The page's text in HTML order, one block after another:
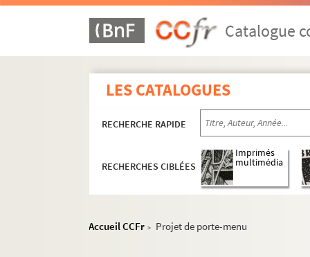
Catalogue
LES CATALOGUES
RECHERCHE RAPIDE
RECHERCHES CIBLÉES
Imprimés
multimédia
Accueil CCFr > Projet de porte-menu